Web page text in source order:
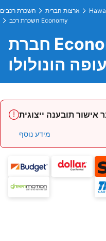
השכרת רכבים ארצות הברית
השכרת רכב Economy
חברת Economy בנמל
הונולולו
אישור תובענה ייצוגית
מידע נוסף